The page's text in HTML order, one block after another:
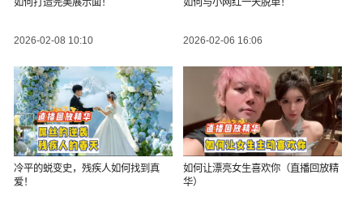
如何打造完美展示面！
2026-02-08 10:10
如何与小网红一天脱单！
2026-02-06 16:06
冷平的蜕变史，残疾人如何找到真
爱！
如何让漂亮女生喜欢你（直播回放精
华）